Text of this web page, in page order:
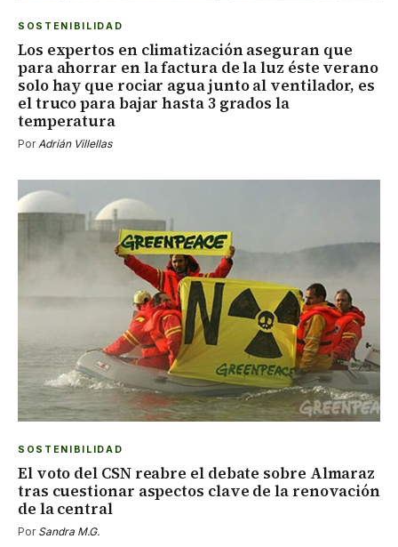
SOSTENIBILIDAD
Los expertos en climatización aseguran que
para ahorrar en la factura de la luz éste verano
solo hay que rociar agua junto al ventilador, es
el truco para bajar hasta 3 grados la
temperatura
PorAdrián Villellas
SOSTENIBILIDAD
El voto del CSN reabre el debate sobre Almaraz
tras cuestionar aspectos clave de la renovación
de la central
Por Sandra M.G.